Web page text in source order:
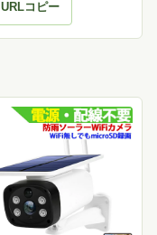
URLコピー